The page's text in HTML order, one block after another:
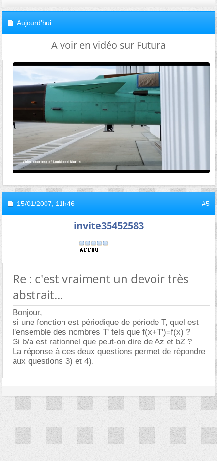
Aujourd'hui
A voir en vidéo sur Futura
15/01/2007, 11h46 #5
invite35452583
Re : c'est vraiment un devoir très
abstrait...
Bonjour,
si une fonction est périodique de période T, quel est
l'ensemble des nombres T' tels que f(x+T')=f(x) ?
Si b/a est rationnel que peut-on dire de Az et bZ ?
La réponse à ces deux questions permet de répondre
aux questions 3) et 4).